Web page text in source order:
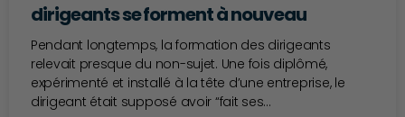
dirigeants se forment à nouveau
Pendant longtemps, la formation des dirigeants
relevait presque du non-sujet. Une fois diplômé,
expérimenté et installé à la tête d’une entreprise, le
dirigeant était supposé avoir “fait ses...